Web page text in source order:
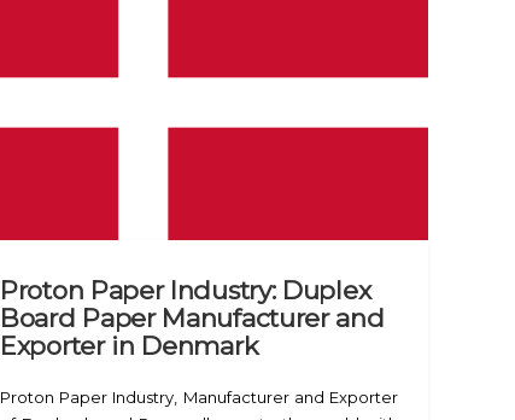
Proton Paper Industry: Duplex
Board Paper Manufacturer and
Exporter in Denmark
Proton Paper Industry, Manufacturer and Exporter